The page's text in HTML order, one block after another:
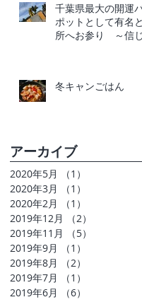
千葉県最大の開運パ
ポットとして有名と
所へお参り ～信じ
冬キャンごはん
アーカイブ
2020年5月 （1）
2020年3月
（1）
2020年2月
（1）
2019年12月
（2）
2019年11月
（5）
2019年9月
（1）
2019年8月
（2）
2019年7月
（1）
2019年6月
（6）